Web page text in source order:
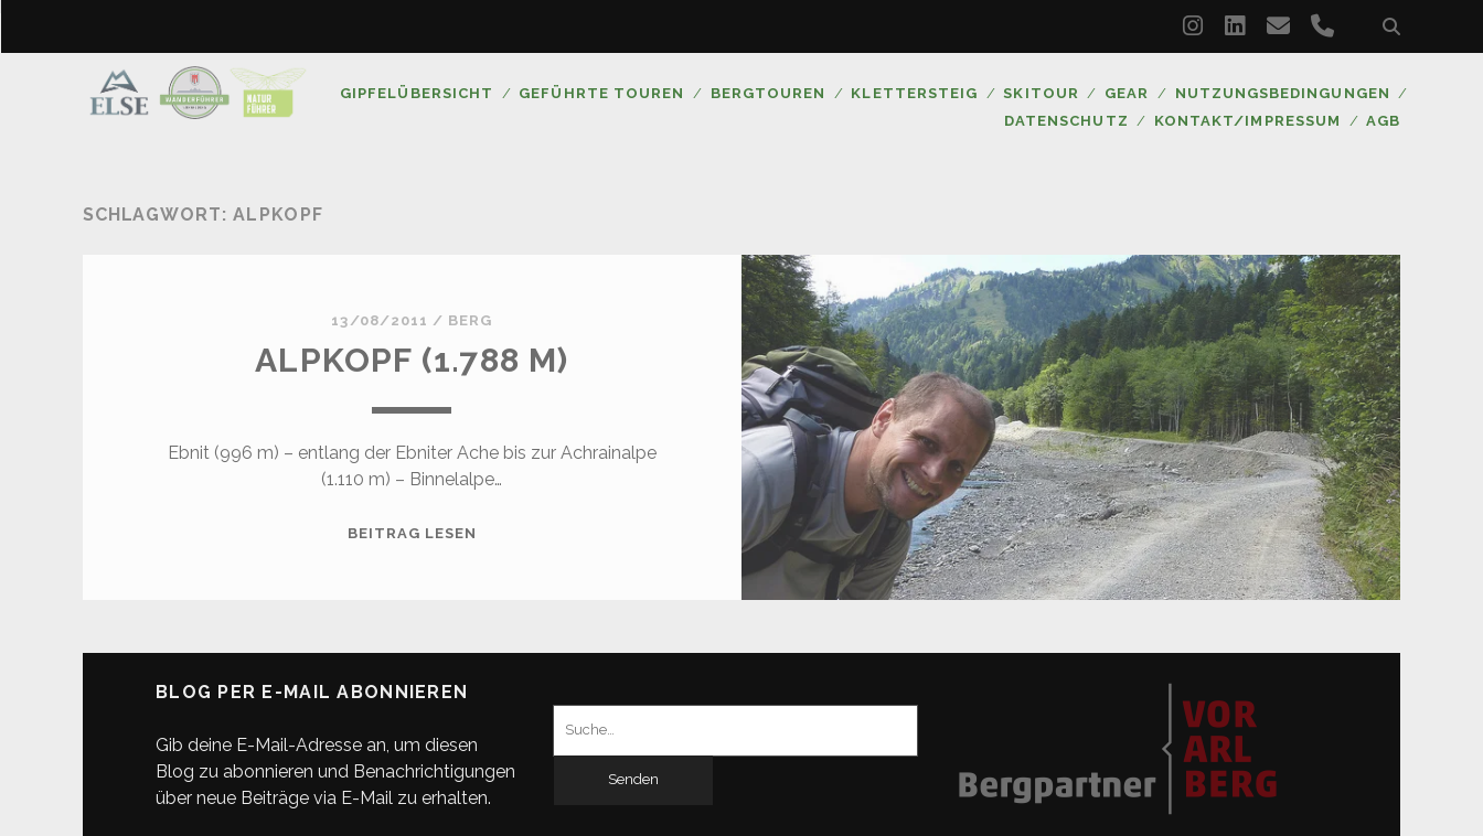
instagram
linkedin
emailphone
GIPFELÜBERSICHT GEFÜHRTE TOUREN BERGTOUREN KLETTERSTEIG SKITOUR GEAR
NUTZUNGSBEDINGUNGEN
DATENSCHUTZ
KONTAKT/IMPRESSUM AGB
SCHLAGWORT:ALPKOPF
13/08/2011 / BERG
ALPKOPF (1.788 M)
Ebnit (996 m) – entlang der Ebniter Ache bis zur Achrainalpe
(1.110 m) – Binnelalpe…
BEITRAG LESEN
BLOG PER E-MAIL ABONNIEREN
Gib deine E-Mail-Adresse an, um diesen
Blog zu abonnieren und Benachrichtigungen
über neue Beiträge via E-Mail zu erhalten.